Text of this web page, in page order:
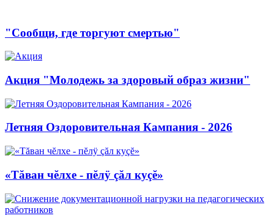
"Сообщи, где торгуют смертью"
Акция "Молодежь за здоровый образ жизни"
Летняя Оздоровительная Кампания - 2026
«Тăван чĕлхе - пĕлÿ çăл куçĕ»